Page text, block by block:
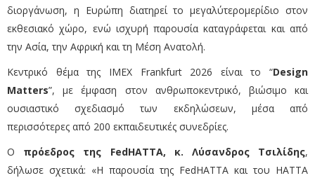
διοργάνωση, η Ευρώπη διατηρεί το μεγαλύτερομερίδιο στον
εκθεσιακό χώρο, ενώ ισχυρή παρουσία καταγράφεται και από
την Ασία, την Αφρική και τη Μέση Ανατολή.
Κεντρικό θέμα της IMEX Frankfurt 2026 είναι το “Design
Matters”, με έμφαση στον ανθρωποκεντρικό, βιώσιμο και
ουσιαστικό σχεδιασμό των εκδηλώσεων, μέσα από
περισσότερες από 200 εκπαιδευτικές συνεδρίες.
Ο πρόεδρος της FedHATTA, κ. Λύσανδρος Τσιλίδης,
δήλωσε σχετικά: «Η παρουσία της FedHATTA και του HATTA